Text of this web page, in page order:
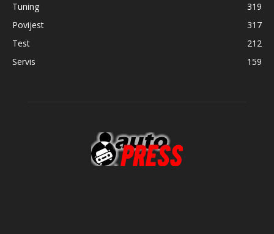
Tuning
319
Povijest
317
Test
212
Servis
159